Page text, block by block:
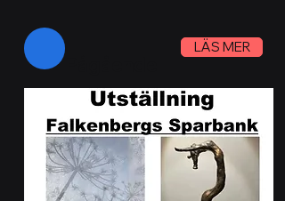
LÄS MER